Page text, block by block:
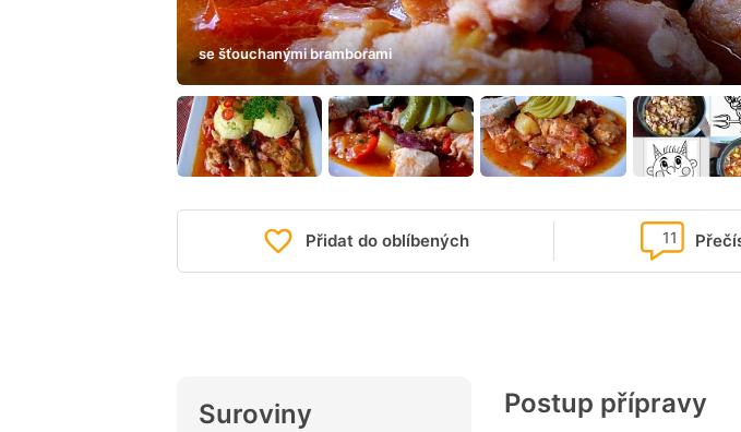
se šťouchanými bramborami
Přidat do oblíbených 11
Suroviny Postup přípravy